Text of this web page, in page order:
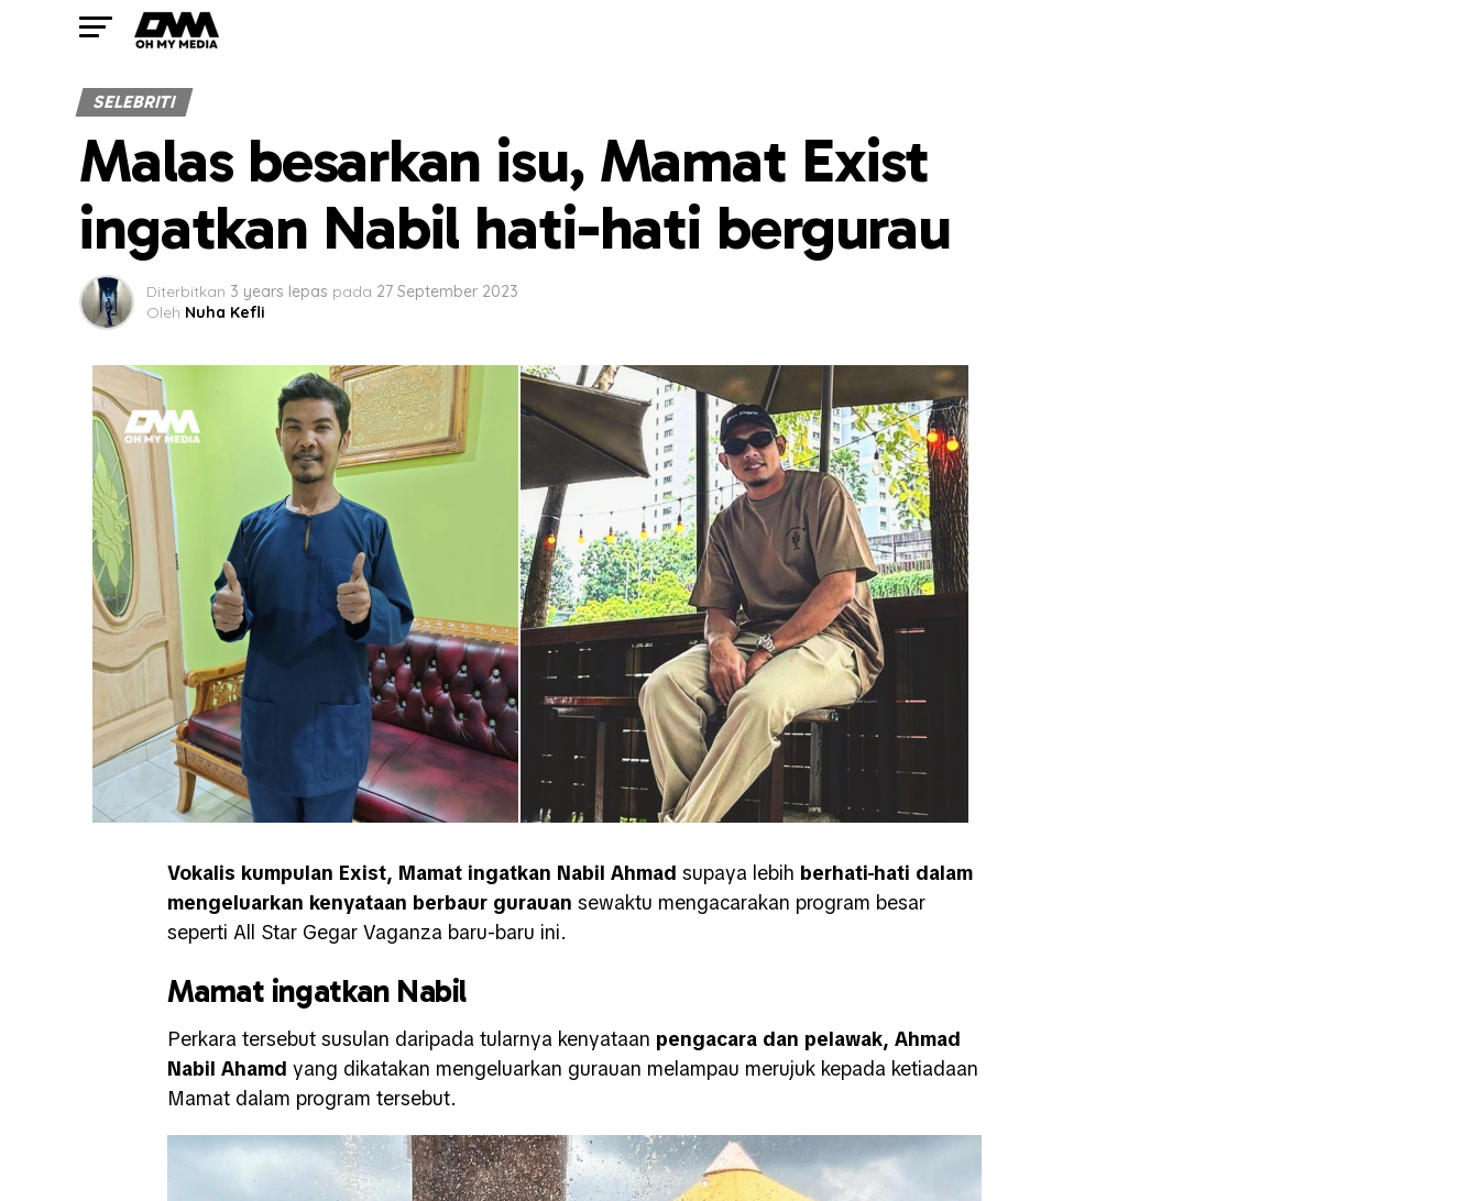
SELEBRITI
Malas besarkan isu, Mamat Exist
ingatkan Nabil hati-hati bergurau
Diterbitkan 3 years lepas pada 27 September 2023
Oleh Nuha Kefli
Vokalis kumpulan Exist, Mamat ingatkan Nabil Ahmad supaya lebih berhati-hati dalam
mengeluarkan kenyataan berbaur gurauan sewaktu mengacarakan program besar
seperti All Star Gegar Vaganza baru-baru ini.
Mamat ingatkan Nabil
Perkara tersebut susulan daripada tularnya kenyataan pengacara dan pelawak, Ahmad
Nabil Ahamd yang dikatakan mengeluarkan gurauan melampau merujuk kepada ketiadaan
Mamat dalam program tersebut.